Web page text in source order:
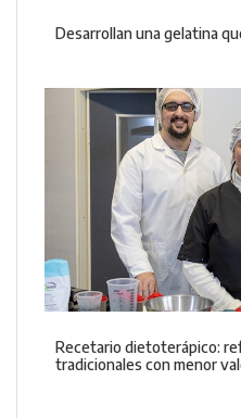
Desarrollan una gelatina
Recetario dietoterápico:
tradicionales con menor